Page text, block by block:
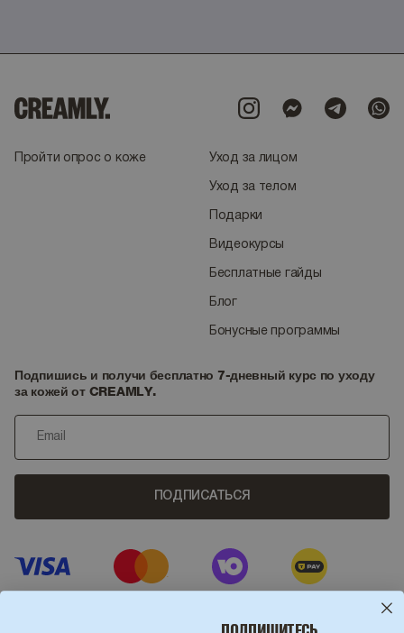
Пройти опрос о коже Уход за лицом
Уход за телом
Подарки
Видеокурсы
Бесплатные гайды
Блог
Бонусные программы
Подпишись и получи бесплатно 7-дневный курс по уходу
за кожей от CREAMLY.
ПОДПИСАТЬСЯ